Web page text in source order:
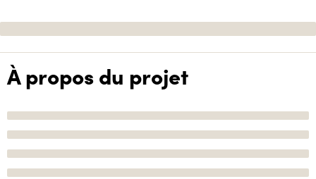
À propos du projet